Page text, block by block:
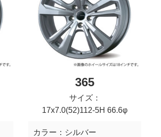
365
サイズ：
17x7.0(52)112-5H 66.6φ
カラー： シルバー